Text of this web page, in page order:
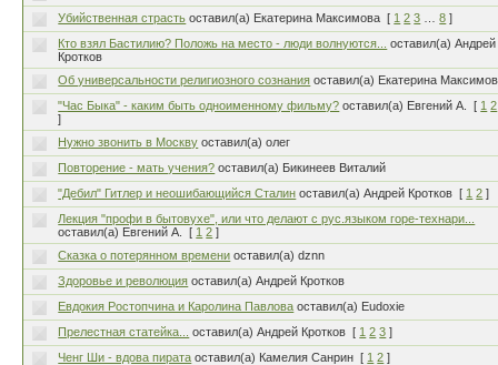
Убийственная страсть оставил(а) Екатерина Максимова [ 1 2 3 …8 ]
Кто взял Бастилию? Положь на место - люди волнуются...
оставил(а) Андрей
Кротков
Об универсальности религиозного сознания оставил(а) Екатерина
"Час Быка" - каким быть одноименному фильму? оставил(а) Евгений А. [ 1 2
]
Нужно звонить в Москву оставил(а) олег
Повторение - мать учения? оставил(а) Бикинеев Виталий
"Дебил" Гитлер и неошибающийся Сталин оставил(а) Андрей Кротков [ 1 2 ]
Лекция "профи в бытовухе", или что делают с рус.языком горе-технари...
оставил(а) Евгений А.
[ 1 2 ]
Сказка о потерянном времени оставил(а) dznn
Здоровье и революция оставил(а) Андрей Кротков
Евдокия Ростопчина и Каролина Павлова оставил(а) Eudoxie
Прелестная статейка...
оставил(а) Андрей Кротков [ 1 2 3 ]
Ченг Ши - вдова пирата оставил(а) Камелия Санрин [ 1 2 ]